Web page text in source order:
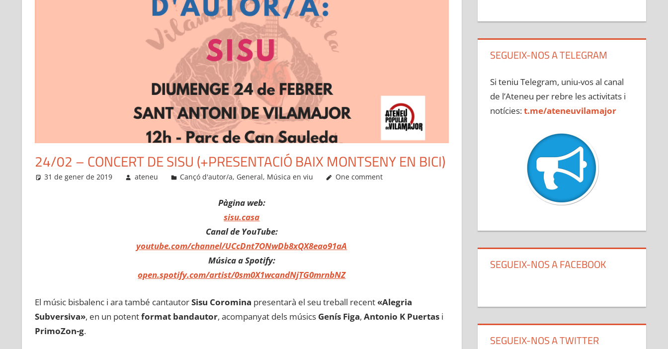
24/02 – CONCERT DE SISU (+PRESENTACIÓ BAIX MONTSENY EN BICI)
31 de gener de 2019 ateneu Cançó d'autor/a, General, Música en viu One comment
Pàgina web:
sisu.casa
Canal de YouTube:
youtube.com/channel/UCcDnt7ONwDb8xQX8eao91aA
Música a Spotify:
open.spotify.com/artist/0sm0X1wcandNjTG0mrnbNZ
El músic bisbalenc i ara també cantautorSisu Coromina presentarà el seu treball recent «Alegria
Subversiva», en un potentformat bandautor, acompanyat dels músics Genís Figa, Antonio K Puertasi
PrimoZon-g.
SEGUEIX-NOS A TELEGRAM
Si teniu Telegram, uniu-vos al canal
de l’Ateneu per rebre les activitats i
notícies:t.me/ateneuvilamajor
SEGUEIX-NOS A FACEBOOK
SEGUEIX-NOS A TWITTER